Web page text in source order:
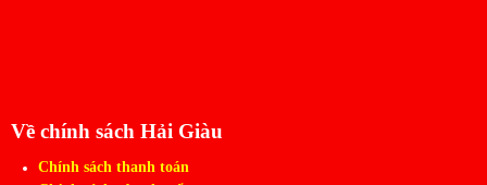
Về chính sách Hải Giàu
Chính sách thanh toán